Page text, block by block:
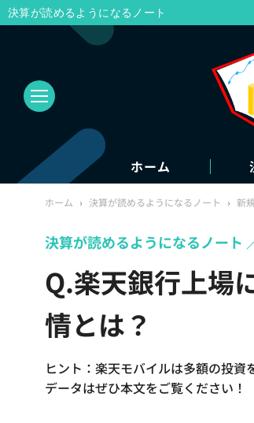
ホーム
ホーム › 決算が読めるようになるノート › 新
Q.楽天銀行上場
情とは？
ヒント：楽天モバイルは多額の投
データはぜひ本文をご覧ください！
決算が読めるようになるノート
決算が読めるようになるノート